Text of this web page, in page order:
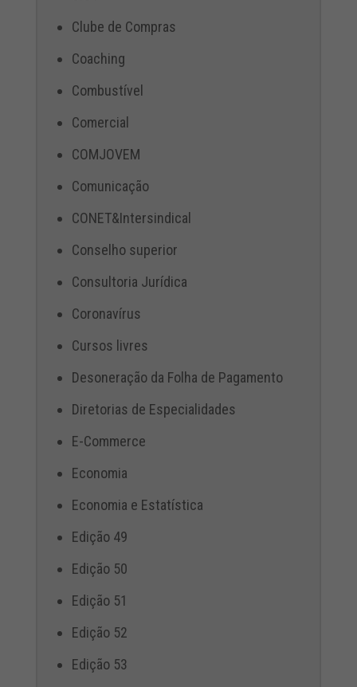
Clube de Compras
Coaching
Combustível
Comercial
COMJOVEM
Comunicação
CONET&Intersindical
Conselho superior
Consultoria Jurídica
Coronavírus
Cursos livres
Desoneração da Folha de Pagamento
Diretorias de Especialidades
E-Commerce
Economia
Economia e Estatística
Edição 49
Edição 50
Edição 51
Edição 52
Edição 53